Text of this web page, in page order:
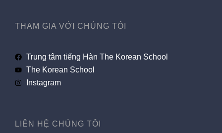
THAM GIA VỚI CHÚNG TÔI
Trung tâm tiếng Hàn The Korean School
The Korean School
Instagram
LIÊN HỆ CHÚNG TÔI